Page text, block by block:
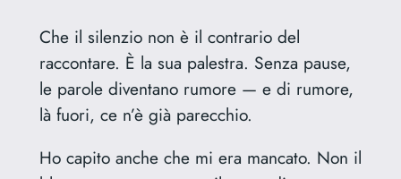
Che il silenzio non è il contrario del
raccontare. È la sua palestra. Senza pause,
le parole diventano rumore — e di rumore,
là fuori, ce n’è già parecchio.
Ho capito anche che mi era mancato. Non il